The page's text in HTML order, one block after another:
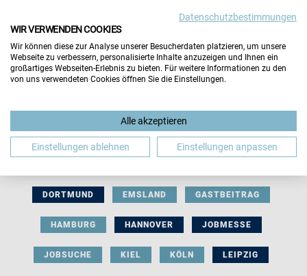
BERUFLICHE ORIENTIERUNG BEWERBUNG
DORTMUND EMSLAND GASTBEITRAG
HAMBURG HANNOVER JOBMESSE
JOBSUCHE KIEL KÖLN LEIPZIG
Datenschutzbestimmungen
WIR VERWENDEN COOKIES
Wir können diese zur Analyse unserer Besucherdaten platzieren, um unsere
Webseite zu verbessern, personalisierte Inhalte anzuzeigen und Ihnen ein
großartiges Webseiten-Erlebnis zu bieten. Für weitere Informationen zu den
von uns verwendeten Cookies öffnen Sie die Einstellungen.
Alle akzeptieren
Einstellungen ablehnen Einstellungen anpassen